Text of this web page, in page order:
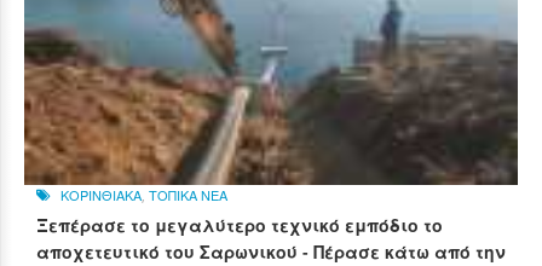
ΚΟΡΙΝΘΙΑΚΑ, ΤΟΠΙΚΑ ΝΕΑ
Ξεπέρασε το μεγαλύτερο τεχνικό εμπόδιο το
αποχετευτικό του Σαρωνικού - Πέρασε κάτω από την